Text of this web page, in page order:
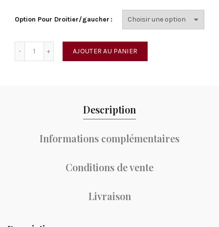
Option Pour Droitier/gaucher
AJOUTER AU PANIER
Description
Informations complémentaires
Conditions de vente
Livraison